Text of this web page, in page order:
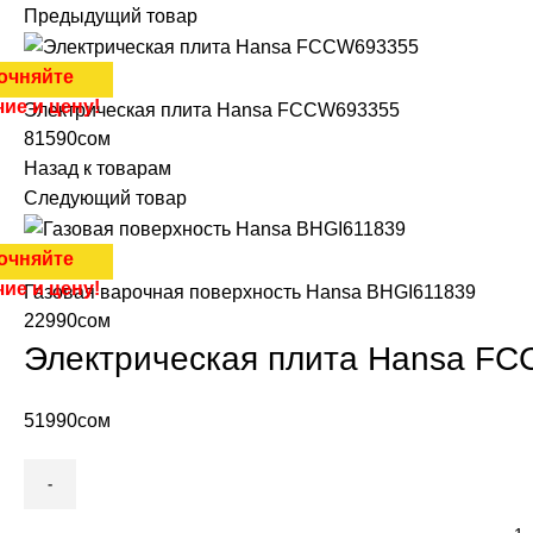
Предыдущий товар
и цену!
Электрическая плита Hansa FCCW693355
81590сом
Назад к товарам
Следующий товар
и цену!
Газовая варочная поверхность Hansa BHGI611839
22990сом
Электрическая плита Hansa
51990сом